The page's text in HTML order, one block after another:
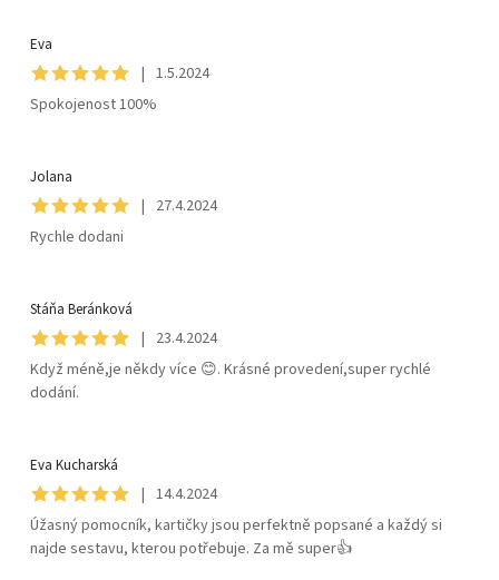
Eva
| 1.5.2024
Spokojenost 100%
Jolana
| 27.4.2024
Rychle dodani
Stáňa Beránková
| 23.4.2024
Když méně,je někdy více 😊. Krásné provedení,super rychlé
dodání.
Eva Kucharská
| 14.4.2024
Úžasný pomocník, kartičky jsou perfektně popsané a každý si
najde sestavu, kterou potřebuje. Za mě super👍